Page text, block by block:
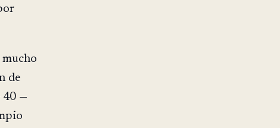
de
40 —